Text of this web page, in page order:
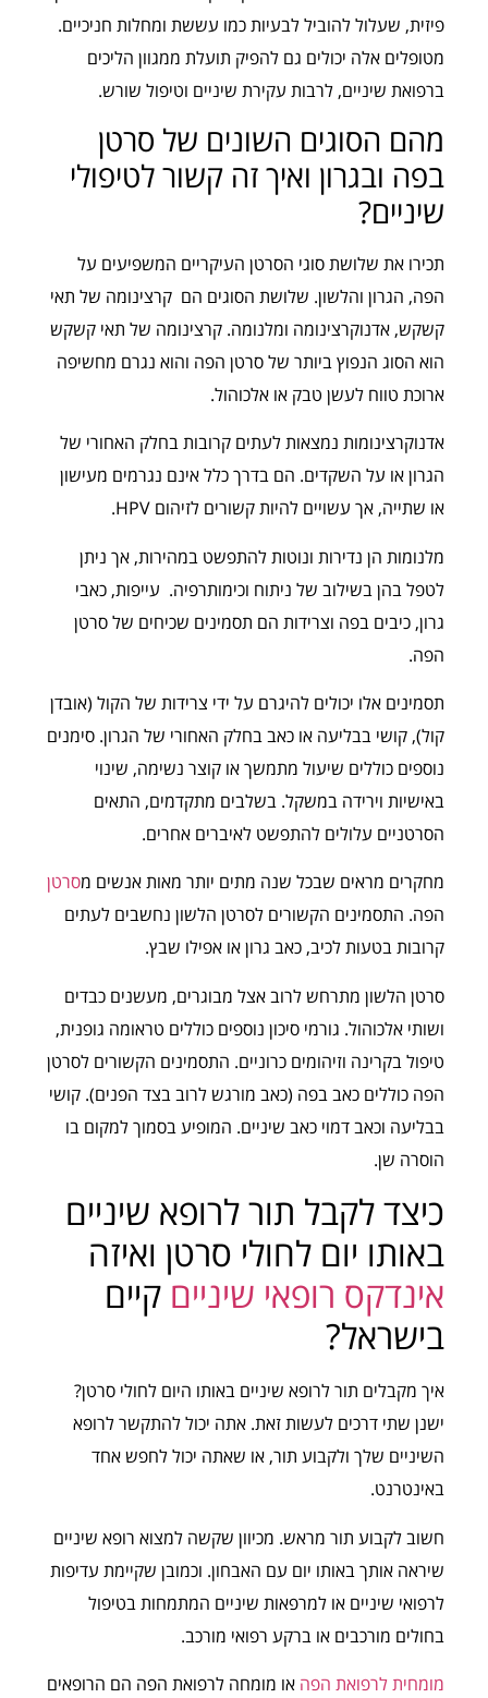
פיזית, שעלול להוביל לבעיות כמו עששת ומחלות חניכיים.
מטופלים אלה יכולים גם להפיק תועלת ממגוון הליכים
ברפואת שיניים, לרבות עקירת שיניים וטיפול שורש.
מהם הסוגים השונים של סרטן
בפה ובגרון ואיך זה קשור לטיפולי
שיניים?
תכירו את שלושת סוגי הסרטן העיקריים המשפיעים על
הפה, הגרון והלשון. שלושת הסוגים הם קרצינומה של תאי
קשקש, אדנוקרצינומה ומלנומה. קרצינומה של תאי קשקש
הוא הסוג הנפוץ ביותר של סרטן הפה והוא נגרם מחשיפה
ארוכת טווח לעשן טבק או אלכוהול.
אדנוקרצינומות נמצאות לעתים קרובות בחלק האחורי של
הגרון או על השקדים. הם בדרך כלל אינם נגרמים מעישון
או שתייה, אך עשויים להיות קשורים לזיהום HPV.
מלנומות הן נדירות ונוטות להתפשט במהירות, אך ניתן
לטפל בהן בשילוב של ניתוח וכימותרפיה. עייפות, כאבי
גרון, כיבים בפה וצרידות הם תסמינים שכיחים של סרטן
הפה.
תסמינים אלו יכולים להיגרם על ידי צרידות של הקול (אובדן
קול), קושי בבליעה או כאב בחלק האחורי של הגרון. סימנים
נוספים כוללים שיעול מתמשך או קוצר נשימה, שינוי
באישיות וירידה במשקל. בשלבים מתקדמים, התאים
הסרטניים עלולים להתפשט לאיברים אחרים.
מחקרים מראים שבכל שנה מתים יותר מאות אנשים מסרטן
הפה. התסמינים הקשורים לסרטן הלשון נחשבים לעתים
קרובות בטעות לכיב, כאב גרון או אפילו שבץ.
סרטן הלשון מתרחש לרוב אצל מבוגרים, מעשנים כבדים
ושותי אלכוהול. גורמי סיכון נוספים כוללים טראומה גופנית,
טיפול בקרינה וזיהומים כרוניים. התסמינים הקשורים לסרטן
הפה כוללים כאב בפה (כאב מורגש לרוב בצד הפנים). קושי
בבליעה וכאב דמוי כאב שיניים. המופיע בסמוך למקום בו
הוסרה שן.
כיצד לקבל תור לרופא שיניים
באותו יום לחולי סרטן ואיזה
אינדקס רופאי שיניים קיים
בישראל?
איך מקבלים תור לרופא שיניים באותו היום לחולי סרטן?
ישנן שתי דרכים לעשות זאת. אתה יכול להתקשר לרופא
השיניים שלך ולקבוע תור, או שאתה יכול לחפש אחד
באינטרנט.
חשוב לקבוע תור מראש. מכיוון שקשה למצוא רופא שיניים
שיראה אותך באותו יום עם האבחון. וכמובן שקיימת עדיפות
לרפואי שיניים או למרפאות שיניים המתמחות בטיפול
בחולים מורכבים או ברקע רפואי מורכב.
מומחית לרפואת הפה או מומחה לרפואת הפה הם הרופאים